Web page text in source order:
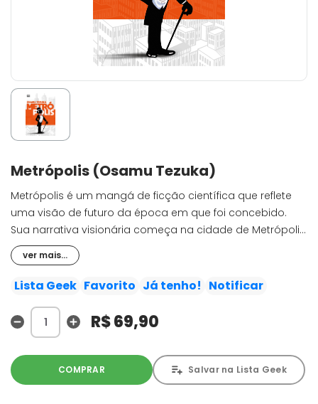
Metrópolis (Osamu Tezuka)
Metrópolis é um mangá de ficção científica que reflete
uma visão de futuro da época em que foi concebido.
Sua narrativa visionária começa na cidade de Metrópolis,
onde o Dr. Lawton desenvolve uma pesquisa de células
sintéticas que chama a atenção do Partido Red,
comandado por Duque Red. Temendo ter a pesquisa
foge com seu humanoide, a quem chama de Michi. É
quando entra em cena o detetive Higeoyaji, com a
real natureza, Michi dá início a uma rebelião com todos
os robôs de Metrópolis.
ver mais...
Lista Geek Favorito Já tenho! Notificar
R$ 69,90
COMPRAR Salvar na Lista Geek